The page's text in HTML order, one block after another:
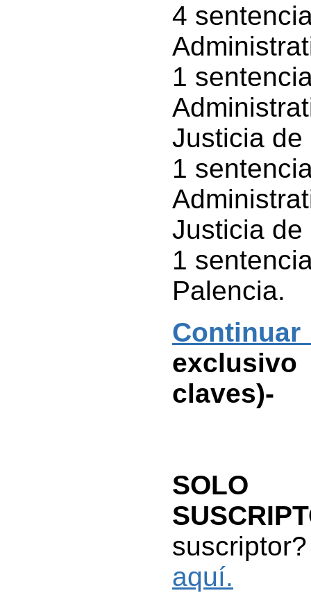
4
1
Justicia de
1
Justicia de
1
Palencia.
exclusivo
claves)-
aquí.